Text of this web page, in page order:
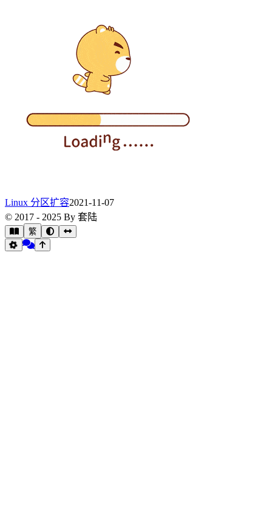
Linux 分区扩容2021-11-07
© 2017 - 2025 By 套陆
繁